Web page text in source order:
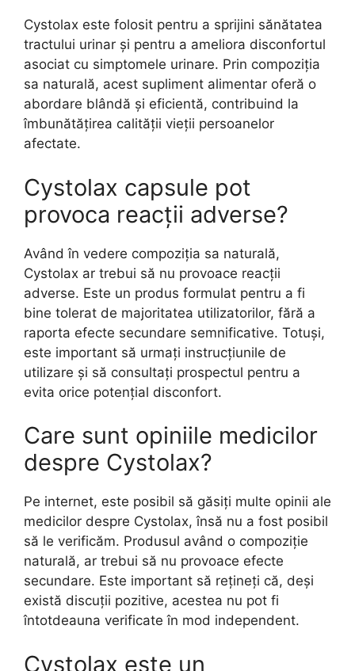
Cystolax este folosit pentru a sprijini sănătatea
tractului urinar și pentru a ameliora disconfortul
asociat cu simptomele urinare. Prin compoziția
sa naturală, acest supliment alimentar oferă o
abordare blândă și eficientă, contribuind la
îmbunătățirea calității vieții persoanelor
afectate.
Cystolax capsule pot
provoca reacții adverse?
Având în vedere compoziția sa naturală,
Cystolax ar trebui să nu provoace reacții
adverse. Este un produs formulat pentru a fi
bine tolerat de majoritatea utilizatorilor, fără a
raporta efecte secundare semnificative. Totuși,
este important să urmați instrucțiunile de
utilizare și să consultați prospectul pentru a
evita orice potențial disconfort.
Care sunt opiniile medicilor
despre Cystolax?
Pe internet, este posibil să găsiți multe opinii ale
medicilor despre Cystolax, însă nu a fost posibil
să le verificăm. Produsul având o compoziție
naturală, ar trebui să nu provoace efecte
secundare. Este important să rețineți că, deși
există discuții pozitive, acestea nu pot fi
întotdeauna verificate în mod independent.
Cystolax este un